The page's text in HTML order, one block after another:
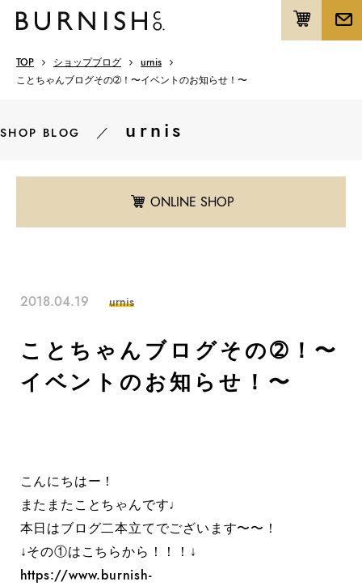
TOP ショップブログ
urnis
ことちゃんブログその➁！〜イベントのお知らせ！〜
SHOP BLOG ／ urnis
ONLINE SHOP
2018.04.19 urnis
ことちゃんブログその➁！〜
イベントのお知らせ！〜
こんにちはー！
またまたことちゃんです♩
本日はブログ二本立てでございます〜〜！
↓その①はこちらから！！！↓
https://www.burnish-